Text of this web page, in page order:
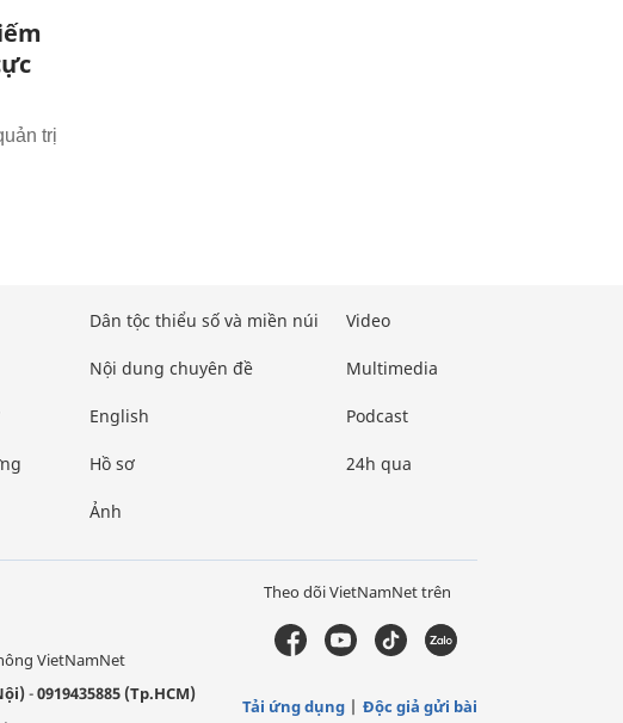
trị
Dân tộc thiểu số và miền núi
Nội dung chuyên đề
English
Hồ sơ
Ảnh
Video
Multimedia
Podcast
24h qua
VietNamNet
-0919435885 (Tp.HCM)
Theo dõi VietNamNet trên
Tải ứng dụng Độc giả gửi bài